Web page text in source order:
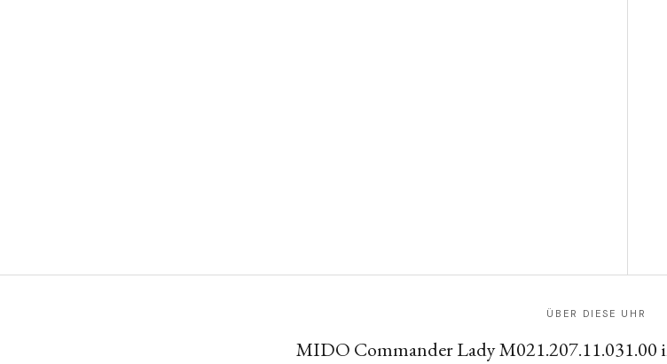
ÜBER DIESE UHR
MIDO Commander Lady M021.207.11.031.00